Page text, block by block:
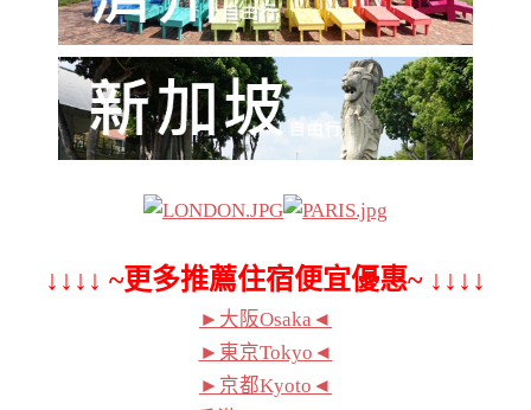
↓↓↓↓ ~更多推薦住宿便宜優惠~ ↓↓↓↓
►大阪Osaka◄
►東京Tokyo◄
►京都Kyoto◄